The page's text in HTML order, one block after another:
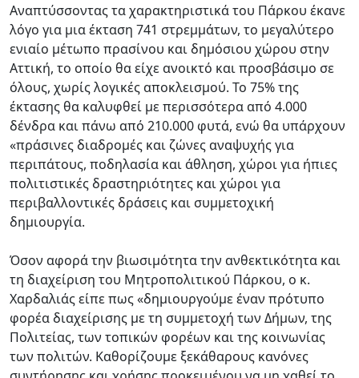
Αναπτύσσοντας τα χαρακτηριστικά του Πάρκου έκανε
λόγο για μια έκταση 741 στρεμμάτων, το μεγαλύτερο
ενιαίο μέτωπο πρασίνου και δημόσιου χώρου στην
Αττική, το οποίο θα είχε ανοικτό και προσβάσιμο σε
όλους, χωρίς λογικές αποκλεισμού. Το 75% της
έκτασης θα καλυφθεί με περισσότερα από 4.000
δένδρα και πάνω από 210.000 φυτά, ενώ θα υπάρχουν
«πράσινες διαδρομές και ζώνες αναψυχής για
περιπάτους, ποδηλασία και άθληση, χώροι για ήπιες
πολιτιστικές δραστηριότητες και χώροι για
περιβαλλοντικές δράσεις και συμμετοχική
δημιουργία.
Όσον αφορά την βιωσιμότητα την ανθεκτικότητα και
τη διαχείριση του Μητροπολιτικού Πάρκου, ο κ.
Χαρδαλιάς είπε πως «δημιουργούμε έναν πρότυπο
φορέα διαχείρισης με τη συμμετοχή των Δήμων, της
Πολιτείας, των τοπικών φορέων και της κοινωνίας
των πολιτών. Καθορίζουμε ξεκάθαρους κανόνες